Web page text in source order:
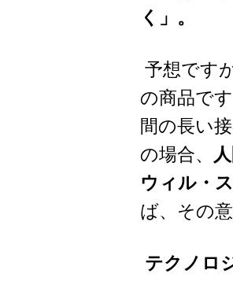
く」。
予想です
の商品で
間の長い
の場合、
ウィル・
ば、その
テクノロ